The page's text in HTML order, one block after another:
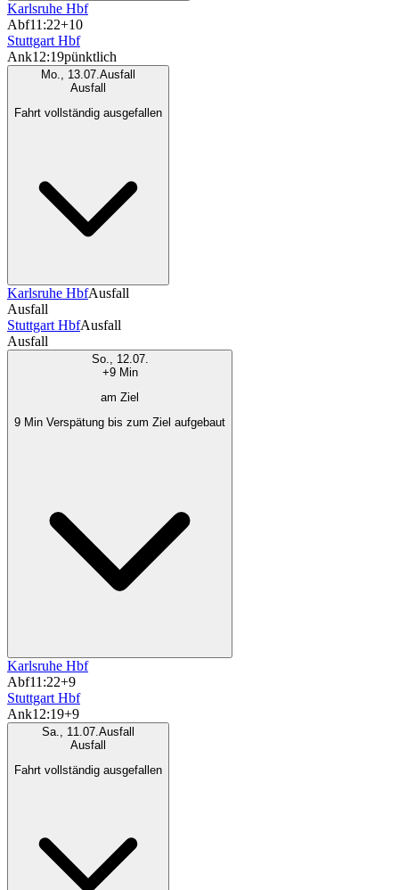
Karlsruhe Hbf
Abf11:22+10
Stuttgart Hbf
Ank12:19pünktlich
Mo., 13.07.Ausfall
Ausfall
Fahrt vollständig ausgefallen
Karlsruhe HbfAusfall
Ausfall
Stuttgart HbfAusfall
Ausfall
So., 12.07.
+9 Min
am Ziel
9 Min Verspätung bis zum Ziel aufgebaut
Karlsruhe Hbf
Abf11:22+9
Stuttgart Hbf
Ank12:19+9
Sa., 11.07. Ausfall
Ausfall
Fahrt vollständig ausgefallen